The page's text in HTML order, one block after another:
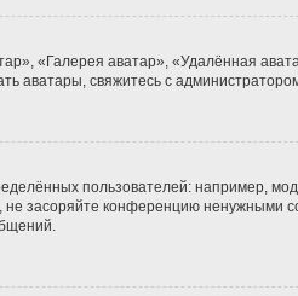
«Галерея аватар», «Удалённая
аватары, свяжитесь с
пользователей: например,
засоряйте конференцию ненужными